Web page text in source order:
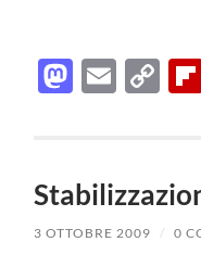
Email
3 OTTOBRE 2009 / 0